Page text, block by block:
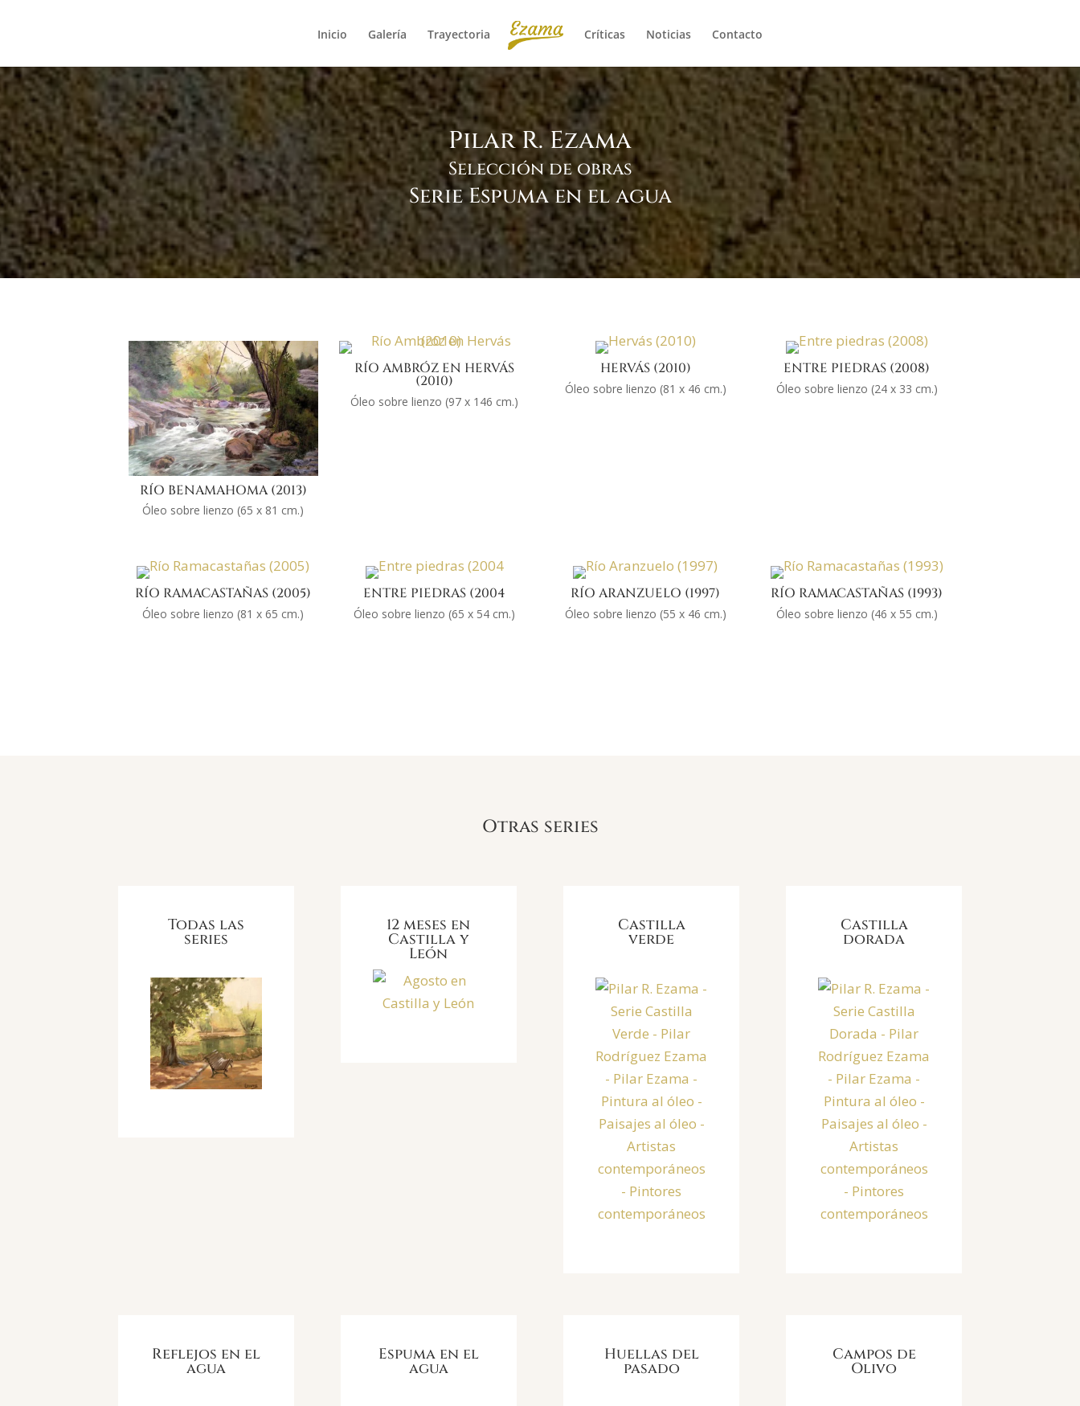
Inicio Galería Trayectoria Críticas Noticias Contacto
Pilar R. Ezama
Selección de obras
Serie Espuma en el agua
RÍO BENAMAHOMA (2013)
Óleo sobre lienzo (65 x 81 cm.)
RÍO AMBRÓZ EN HERVÁS
(2010)
Óleo sobre lienzo (97 x 146 cm.)
HERVÁS (2010)
Óleo sobre lienzo (81 x 46 cm.)
ENTRE PIEDRAS (2008)
Óleo sobre lienzo (24 x 33 cm.)
RÍO RAMACASTAÑAS (2005)
Óleo sobre lienzo (81 x 65 cm.)
ENTRE PIEDRAS (2004
Óleo sobre lienzo (65 x 54 cm.)
RÍO ARANZUELO (1997)
Óleo sobre lienzo (55 x 46 cm.)
RÍO RAMACASTAÑAS (1993)
Óleo sobre lienzo (46 x 55 cm.)
Otras series
Todas las
series
12 meses en
Castilla y
León
Castilla
verde
Castilla
dorada
Reflejos en el
agua
Espuma en el
agua
Huellas del
pasado
Campos de
Olivo